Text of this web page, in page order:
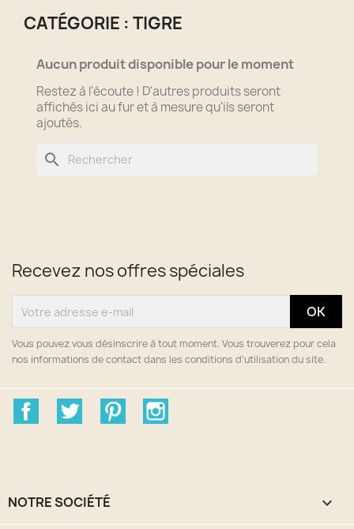
CATÉGORIE : TIGRE
Aucun produit disponible pour le moment
Restez à l'écoute ! D'autres produits seront
affichés ici au fur et à mesure qu'ils seront
ajoutés.
search
Recevez nos offres spéciales
Vous pouvez vous désinscrire à tout moment. Vous trouverez pour cela
nos informations de contact dans les conditions d'utilisation du site.
FacebookTwitter Pinterest
NOTRE SOCIÉTÉ 